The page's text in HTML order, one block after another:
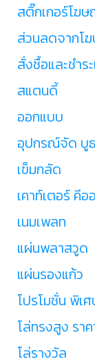
สติ๊กเกอร์โฆ
ส่วนลดจากโ
สั่งซื้อและชำร
สแตนดี้
ออกแบบ
อุปกรณ์จัด บูธ
เข็มกลัด
เคาท์เตอร์ คี
เนมเพลท
แผ่นพลาสวูด
แผ่นรองแก้ว
โปรโมชั่น พิเ
โล่ทรงสูง รา
โล่รางวัล